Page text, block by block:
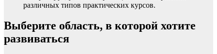
различных типов практических курсов.
Выберите область, в которой хотите
развиваться